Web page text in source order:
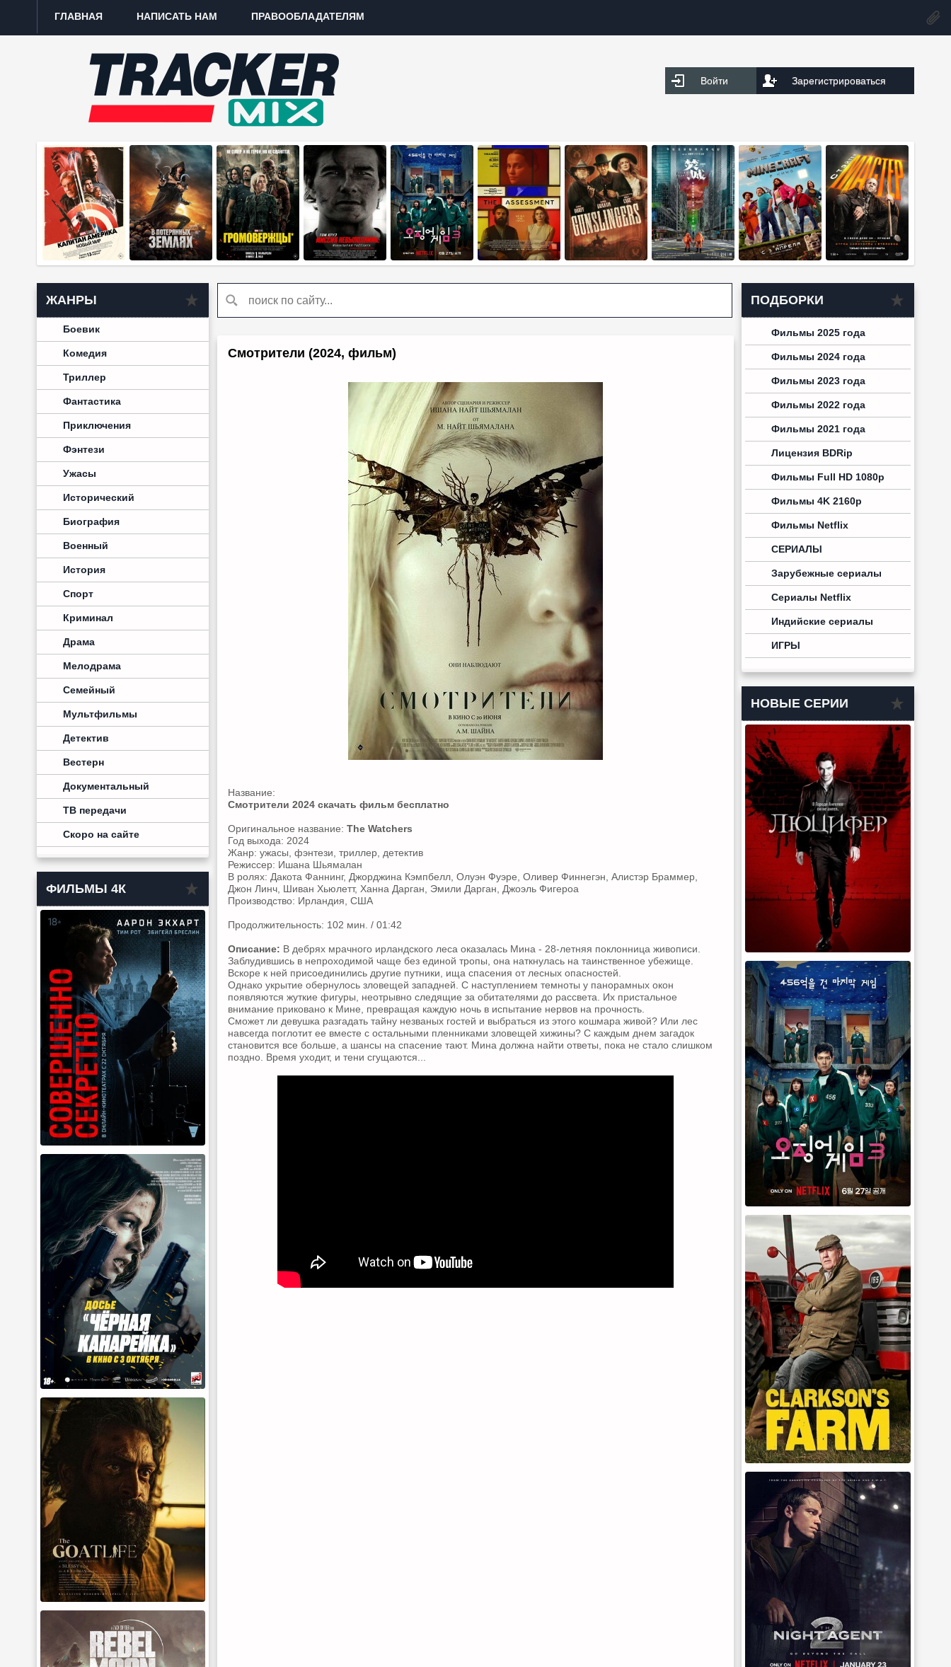
ГЛАВНАЯ НАПИСАТЬ НАМ ПРАВООБЛАДАТЕЛЯМ
Войти Зарегистрироваться
ЖАНРЫ
Боевик
Комедия
Триллер
Фантастика
Приключения
Фэнтези
Ужасы
Исторический
Биография
Военный
История
Спорт
Криминал
Драма
Мелодрама
Семейный
Мультфильмы
Детектив
Вестерн
Документальный
ТВ передачи
Скоро на сайте
ФИЛЬМЫ 4К
Смотрители (2024, фильм)
Название:
Смотрители 2024 скачать фильм бесплатно
Оригинальное название: The Watchers
Год выхода: 2024
Жанр: ужасы, фэнтези, триллер, детектив
Режиссер: Ишана Шьямалан
В ролях: Дакота Фаннинг, Джорджина Кэмпбелл, Олуэн Фуэре, Оливер Финнегэн, Алистэр Браммер,
Джон Линч, Шиван Хьюлетт, Ханна Дарган, Эмили Дарган, Джоэль Фигероа
Производство: Ирландия, США
Продолжительность: 102 мин. / 01:42
Описание: В дебрях мрачного ирландского леса оказалась Мина - 28-летняя поклонница живописи.
Заблудившись в непроходимой чаще без единой тропы, она наткнулась на таинственное убежище.
Вскоре к ней присоединились другие путники, ища спасения от лесных опасностей.
Однако укрытие обернулось зловещей западней. С наступлением темноты у панорамных окон
появляются жуткие фигуры, неотрывно следящие за обитателями до рассвета. Их пристальное
внимание приковано к Мине, превращая каждую ночь в испытание нервов на прочность.
Сможет ли девушка разгадать тайну незваных гостей и выбраться из этого кошмара живой? Или лес
навсегда поглотит ее вместе с остальными пленниками зловещей хижины? С каждым днем загадок
становится все больше, а шансы на спасение тают. Мина должна найти ответы, пока не стало слишком
поздно. Время уходит, и тени сгущаются...
ПОДБОРКИ
Фильмы 2025 года
Фильмы 2024 года
Фильмы 2023 года
Фильмы 2022 года
Фильмы 2021 года
Лицензия BDRip
Фильмы Full HD 1080p
Фильмы 4K 2160p
Фильмы Netflix
СЕРИАЛЫ
Зарубежные сериалы
Сериалы Netflix
Индийские сериалы
ИГРЫ
НОВЫЕ СЕРИИ